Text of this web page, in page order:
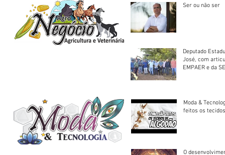
Ser ou não ser
Deputado
José, com
EMPAER e da
Moda &
feitos os
O